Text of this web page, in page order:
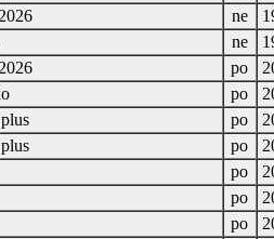
ne
ne
po
po
po
po
po
po
po